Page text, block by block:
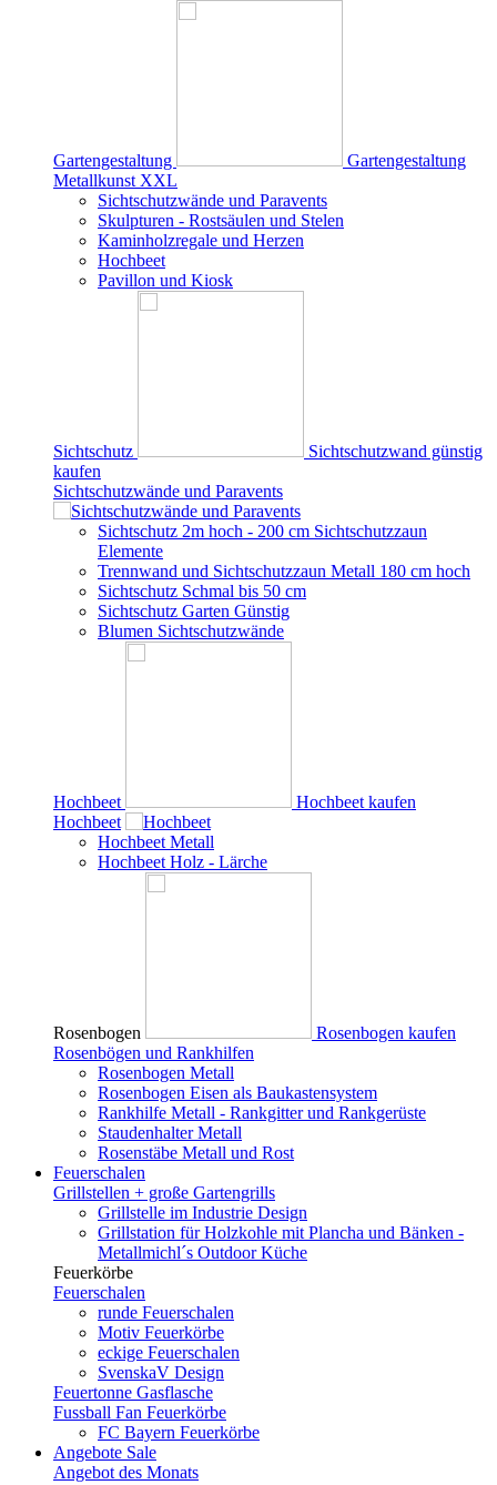
Gartengestaltung
Gartengestaltung
Metallkunst XXL
Sichtschutzwände und Paravents
Skulpturen - Rostsäulen und Stelen
Kaminholzregale und Herzen
Hochbeet
Pavillon und Kiosk
Sichtschutz
Sichtschutzwand günstig
kaufen
Sichtschutzwände und Paravents
Sichtschutz 2m hoch - 200 cm Sichtschutzzaun
Elemente
Trennwand und Sichtschutzzaun Metall 180 cm hoch
Sichtschutz Schmal bis 50 cm
Sichtschutz Garten Günstig
Blumen Sichtschutzwände
Hochbeet
Hochbeet kaufen
Hochbeet
Hochbeet Metall
Hochbeet Holz - Lärche
Rosenbogen
Rosenbogen kaufen
Rosenbögen und Rankhilfen
Rosenbogen Metall
Rosenbogen Eisen als Baukastensystem
Rankhilfe Metall - Rankgitter und Rankgerüste
Staudenhalter Metall
Rosenstäbe Metall und Rost
Feuerschalen
Grillstellen + große Gartengrills
Grillstelle im Industrie Design
Grillstation für Holzkohle mit Plancha und Bänken -
Metallmichl´s Outdoor Küche
Feuerkörbe
Feuerschalen
runde Feuerschalen
Motiv Feuerkörbe
eckige Feuerschalen
SvenskaV Design
Feuertonne Gasflasche
Fussball Fan Feuerkörbe
FC Bayern Feuerkörbe
Angebote Sale
Angebot des Monats